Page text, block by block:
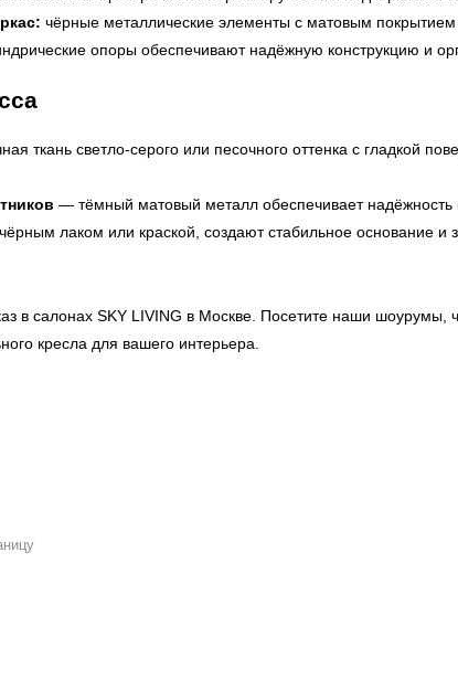
чёрные металлические элементы с матовым покрытием
опоры обеспечивают надёжную конструкцию и
ткань светло-серого или песочного оттенка с гладкой
— тёмный матовый металл обеспечивает надёжность
лаком или краской, создают стабильное основание и
в салонах SKY LIVING в Москве. Посетите наши шоурумы,
кресла для вашего интерьера.